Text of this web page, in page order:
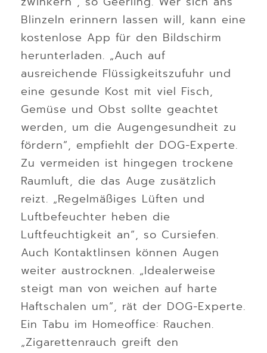
Blinzeln erinnern lassen will, kann eine
kostenlose App für den Bildschirm
herunterladen. „Auch auf
ausreichende Flüssigkeitszufuhr und
eine gesunde Kost mit viel Fisch,
Gemüse und Obst sollte geachtet
werden, um die Augengesundheit zu
fördern“, empfiehlt der DOG-Experte.
Zu vermeiden ist hingegen trockene
Raumluft, die das Auge zusätzlich
reizt. „Regelmäßiges Lüften und
Luftbefeuchter heben die
Luftfeuchtigkeit an“, so Cursiefen.
Auch Kontaktlinsen können Augen
weiter austrocknen. „Idealerweise
steigt man von weichen auf harte
Haftschalen um“, rät der DOG-Experte.
Ein Tabu im Homeoffice: Rauchen.
„Zigarettenrauch greift den